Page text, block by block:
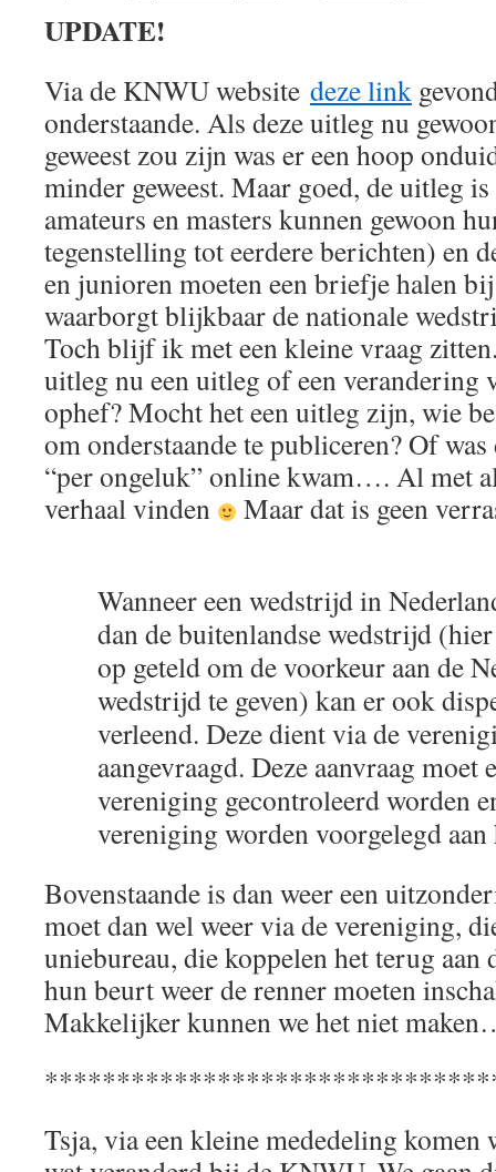
UPDATE!
Via de KNWU website deze link
onderstaande. Als deze uitleg nu
geweest zou zijn was er een hoop
minder geweest. Maar goed, de uitleg
amateurs en masters kunnen gewoon
tegenstelling tot eerdere berichten) en
en junioren moeten een briefje halen
waarborgt blijkbaar de nationale
Toch blijf ik met een kleine vraag
uitleg nu een uitleg of een verandering
ophef? Mocht het een uitleg zijn, wie
om onderstaande te publiceren? Of
“per ongeluk” online kwam…. Al met
verhaal vinden
Maar dat is geen
Wanneer een wedstrijd in
dan de buitenlandse wedstrijd
op geteld om de voorkeur aan de
wedstrijd te geven) kan er ook
verleend. Deze dient via de
aangevraagd. Deze aanvraag moet
vereniging gecontroleerd worden
vereniging worden voorgelegd
Bovenstaande is dan weer een
moet dan wel weer via de vereniging,
uniebureau, die koppelen het terug aan
hun beurt weer de renner moeten
Makkelijker kunnen we het niet
Tsja, via een kleine mededeling komen